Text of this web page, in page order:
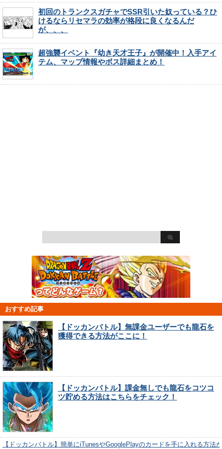
初回のトランクスガチャでSSR引いた奴っている？ひ
けるならリセマラの効率が格段に良くなるんだ
が、、、
超強襲イベント『幼き天才王子』が開催中！入手アイ
テム、マップ情報やボス詳細まとめ！
おすすめ記事
【ドッカンバトル】無課金ユーザーでも龍石を
獲得できる方法がここに！
【ドッカンバトル】課金無しでも龍石をコツコ
ツ貯める方法はこちらをチェック！
【ドッカンバトル】簡単にiTunesやGooglePlayのカードを手に入れる方法